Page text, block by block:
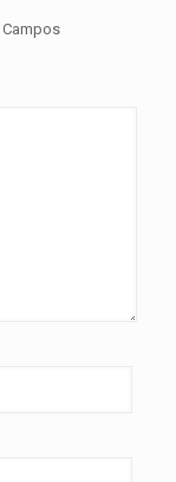
Campos